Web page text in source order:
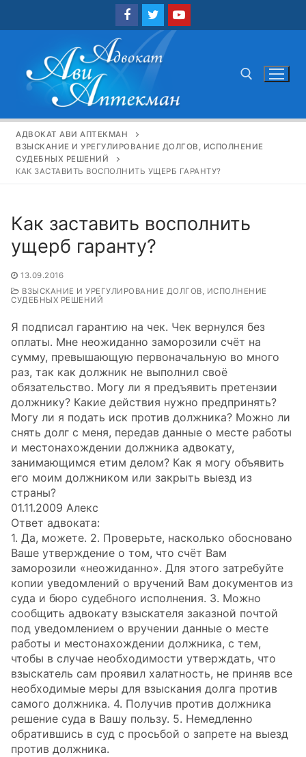
Найти:
АДВОКАТ АВИ АПТЕКМАН
ВЗЫСКАНИЕ И УРЕГУЛИРОВАНИЕ ДОЛГОВ, ИСПОЛНЕНИЕ
СУДЕБНЫХ РЕШЕНИЙ
КАК ЗАСТАВИТЬ ВОСПОЛНИТЬ УЩЕРБ ГАРАНТУ?
Как заставить восполнить
ущерб гаранту?
13.09.2016
ВЗЫСКАНИЕ И УРЕГУЛИРОВАНИЕ ДОЛГОВ, ИСПОЛНЕНИЕ
СУДЕБНЫХ РЕШЕНИЙ
Я подписал гарантию на чек. Чек вернулся без
оплаты. Мне неожиданно заморозили счёт на
сумму, превышающую первоначальную во много
раз, так как должник не выполнил своё
обязательство. Могу ли я предъявить претензии
должнику? Какие действия нужно предпринять?
Могу ли я подать иск против должника? Можно ли
снять долг с меня, передав данные о месте работы
и местонахождении должника адвокату,
занимающимся етим делом? Как я могу объявить
его моим должником или закрыть выезд из
страны?
01.11.2009 Алекс
Ответ адвоката:
1. Да, можете. 2. Проверьте, насколько обосновано
Ваше утверждение о том, что счёт Вам
заморозили «неожиданно». Для этого затребуйте
копии уведомлений о вручений Вам документов из
суда и бюро судебного исполнения. 3. Можно
сообщить адвокату взыскателя заказной почтой
под уведомлением о вручении данные о месте
работы и местонахождении должника, с тем,
чтобы в случае необходимости утверждать, что
взыскатель сам проявил халатность, не приняв все
необходимые меры для взыскания долга против
самого должника. 4. Получив против должника
решение суда в Вашу пользу. 5. Немедленно
обратившись в суд с просьбой о запрете на выезд
против должника.